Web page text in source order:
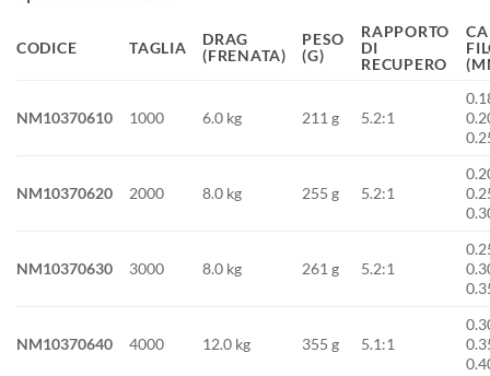
CODICE TAGLIA
DRAG
(FRENATA)
PESO
(G)
RAPPORTO
DI
RECUPERO
NM10370610 1000 6.0 kg 211 g 5.2:1
NM10370620 2000 8.0 kg 255 g 5.2:1
NM10370630 3000 8.0 kg 261 g 5.2:1
NM10370640 4000 12.0 kg 355 g 5.1:1